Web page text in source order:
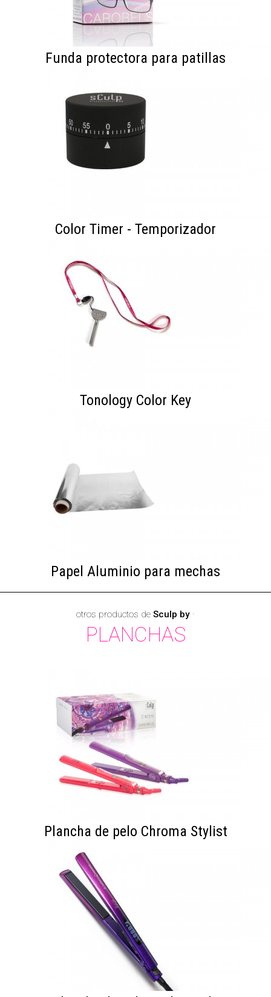
Funda protectora para patillas
Color Timer - Temporizador
Tonology Color Key
Papel Aluminio para mechas
otros productos de Sculp by ·
PLANCHAS
Plancha de pelo Chroma Stylist